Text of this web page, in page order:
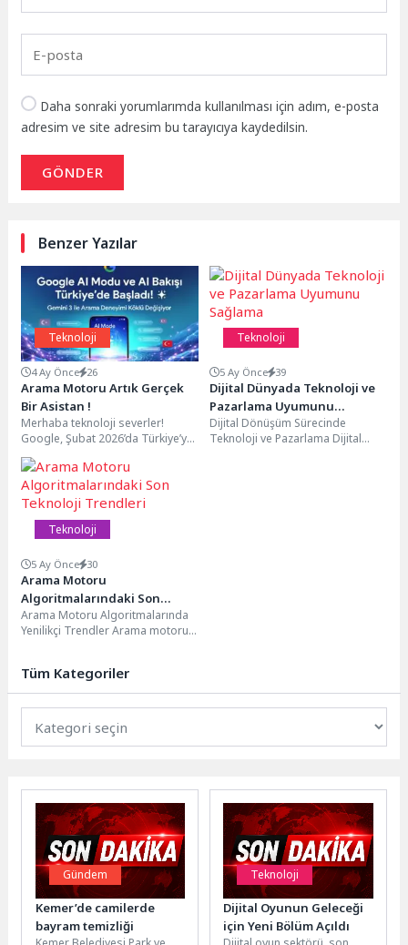
Daha sonraki yorumlarımda kullanılması için adım, e-posta
adresim ve site adresim bu tarayıcıya kaydedilsin.
GÖNDER
Benzer Yazılar
Teknoloji
4 Ay Önce 26
Arama Motoru Artık Gerçek
Bir Asistan !
Merhaba teknoloji severler!
Google, Şubat 2026’da Türkiye’ye
özel büyük bir güncelleme yaptı
ve **AI Modu**...
Teknoloji
5 Ay Önce 39
Dijital Dünyada Teknoloji ve
Pazarlama Uyumunu
Sağlama
Dijital Dönüşüm Sürecinde
Teknoloji ve Pazarlama Dijital
Teknoloji
5 Ay Önce 30
Arama Motoru
Algoritmalarındaki Son
Teknoloji Trendleri
Arama Motoru Algoritmalarında
Yenilikçi Trendler Arama motoru
değişimler,...
Tüm Kategoriler
Gündem
Kemer’de camilerde
bayram temizliği
Teknoloji
Dijital Oyunun Geleceği
için Yeni Bölüm Açıldı